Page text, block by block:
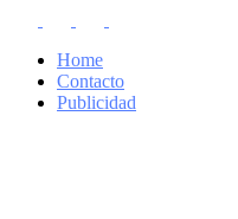
Home
Contacto
Publicidad